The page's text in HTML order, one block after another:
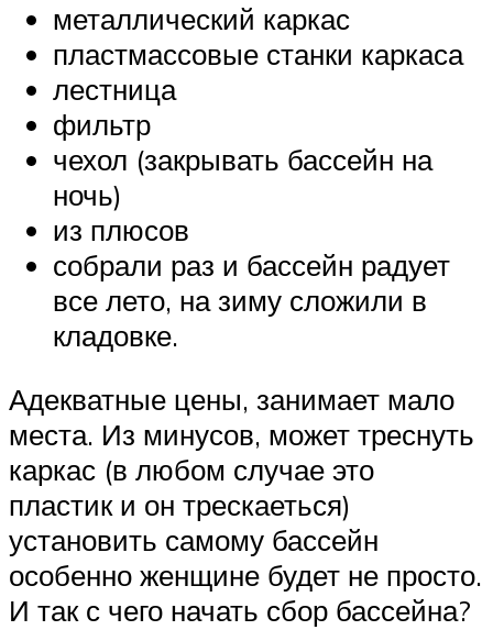
металлический каркас
пластмассовые станки каркаса
лестница
фильтр
чехол (закрывать бассейн на
ночь)
из плюсов
собрали раз и бассейн радует
все лето, на зиму сложили в
кладовке.
Адекватные цены, занимает мало
места. Из минусов, может треснуть
каркас (в любом случае это
пластик и он трескаеться)
установить самому бассейн
особенно женщине будет не просто.
И так с чего начать сбор бассейна?